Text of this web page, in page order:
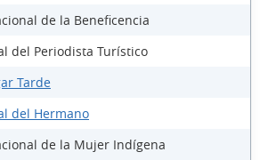
de la Beneficencia
del Periodista Turístico
Tarde
del Hermano
de la Mujer Indígena